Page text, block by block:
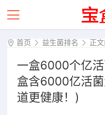
首页 益生菌排名 正
一盒6000个亿
盒含6000亿活
道更健康！)